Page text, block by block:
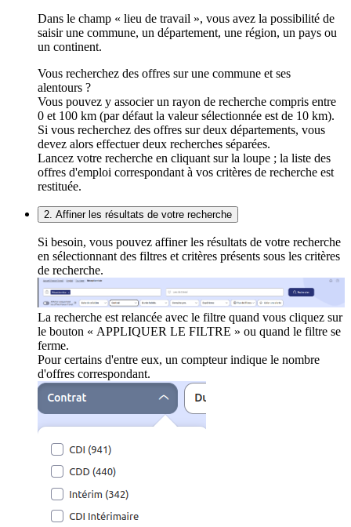
Dans le champ « lieu de travail », vous avez la possibilité de
saisir une commune, un département, une région, un pays ou
un continent.
Vous recherchez des offres sur une commune et ses
alentours ?
Vous pouvez y associer un rayon de recherche compris entre
0 et 100 km (par défaut la valeur sélectionnée est de 10 km).
Si vous recherchez des offres sur deux départements, vous
devez alors effectuer deux recherches séparées.
Lancez votre recherche en cliquant sur la loupe ; la liste des
offres d'emploi correspondant à vos critères de recherche est
restituée.
2. Affiner les résultats de votre recherche
Si besoin, vous pouvez affiner les résultats de votre recherche
en sélectionnant des filtres et critères présents sous les critères
de recherche.
La recherche est relancée avec le filtre quand vous cliquez sur
le bouton « APPLIQUER LE FILTRE » ou quand le filtre se
ferme.
Pour certains d'entre eux, un compteur indique le nombre
d'offres correspondant.